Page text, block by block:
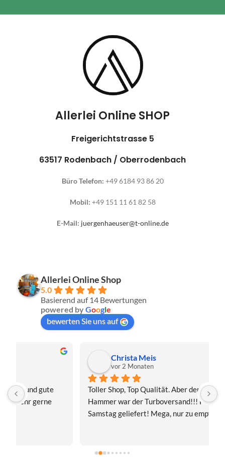
Allerlei Online SHOP
Freigerichtstrasse 5
63517 Rodenbach / Oberrodenbach
Büro Telefon: +49 6184 93 86 20
Mobil: +49 151 11 61 82 58
E-Mail: juergenhaeuser@t-online.de
Allerlei Online Shop
5.0
Basierend auf 14 Bewertungen
powered byGoogle
bewerten Sie uns auf
Christa Meis
vor 2 Monaten
Toller Shop, Top Qualität. Aber der absolute
Hammer war der Turboversand!!! Freitag bestellt,
Samstag geliefert! Mega, nur zu empfehlen👍